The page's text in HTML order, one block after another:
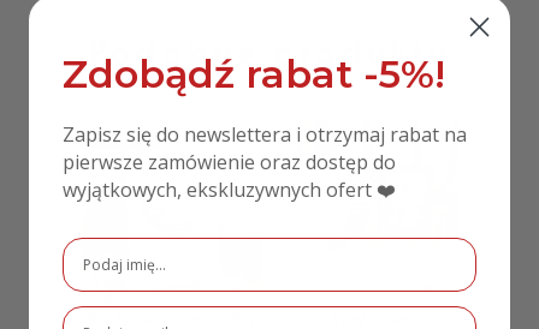
Podobne produkty
PROMOCJA!
Zdobądź rabat -5%!
Zapisz się do newslettera i otrzymaj rabat na
pierwsze zamówienie oraz dostęp do
wyjątkowych, ekskluzywnych ofert ❤️